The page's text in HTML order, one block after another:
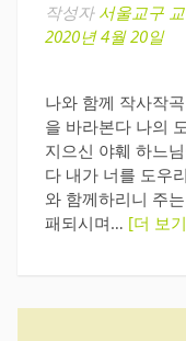
작성자 서울교구
2020년 4월 20일
나와 함께 작사작
을 바라본다 나의
지으신 야훼 하느
다 내가 너를 도우
와 함께하리니 주
패되시며… [더 보